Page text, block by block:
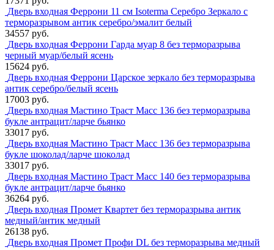
Дверь входная Феррони 11 см Isoterma Серебро Зеркало с
терморазрывом антик серебро/эмалит белый
34557 руб.
Дверь входная Феррони Гарда муар 8 без терморазрыва
черный муар/белый ясень
15624 руб.
Дверь входная Феррони Царское зеркало без терморазрыва
антик серебро/белый ясень
17003 руб.
Дверь входная Мастино Траст Масс 136 без терморазрыва
букле антрацит/ларче бьянко
33017 руб.
Дверь входная Мастино Траст Масс 136 без терморазрыва
букле шоколад/ларче шоколад
33017 руб.
Дверь входная Мастино Траст Масс 140 без терморазрыва
букле антрацит/ларче бьянко
36264 руб.
Дверь входная Промет Квартет без терморазрыва антик
медный/антик медный
26138 руб.
Дверь входная Промет Профи DL без терморазрыва медный